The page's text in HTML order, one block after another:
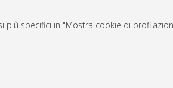
più specifici in "Mostra cookie di